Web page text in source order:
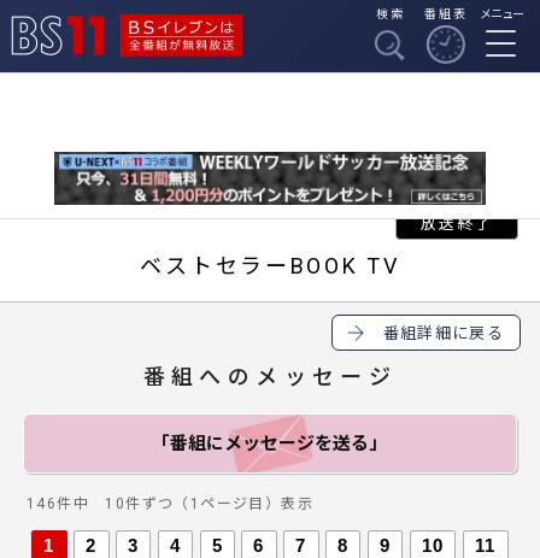
BSイレブンは全番組
検索 番組表 メニュー
ベストセラーBOOK TV
番組詳細に戻る
番組へのメッセージ
「番組にメッセージを送る」
146件中 10件ずつ（1ページ目）表示
1 2 3 4 5 6 7 8 9 10
11